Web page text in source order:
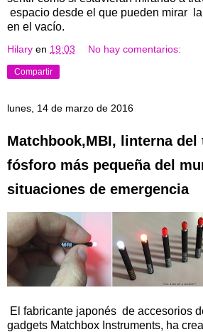
espacio desde el que pueden mirar
en el vacío.
Hilary en 19:03 No hay comentarios:
Compartir
lunes, 14 de marzo de 2016
Matchbook,MBI, linterna del
fósforo más pequeña del
situaciones de emergencia
El fabricante japonés de accesorios
gadgets Matchbox Instruments, ha